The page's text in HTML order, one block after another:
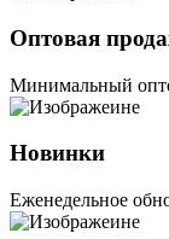
Оптовая
Минимальный
Новинки
Еженедельное